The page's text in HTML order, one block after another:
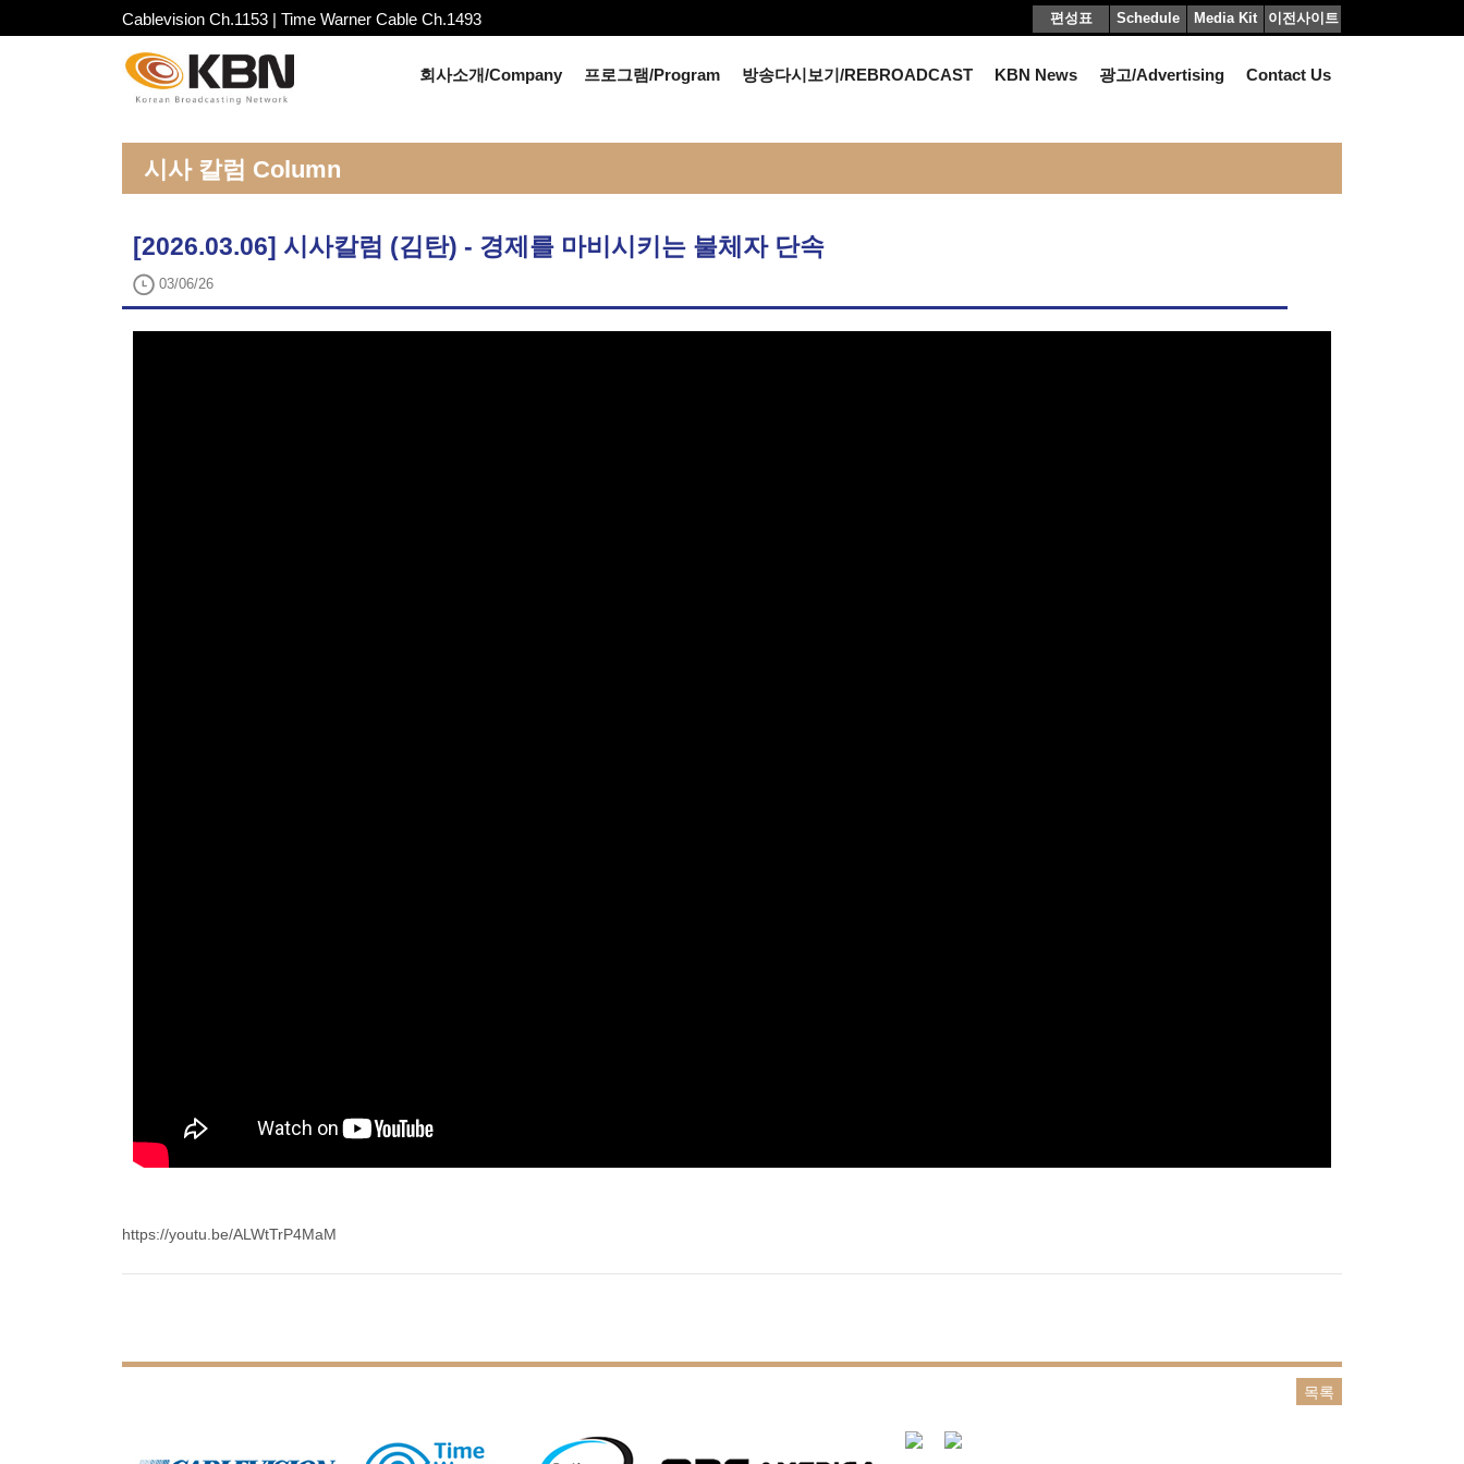
Cablevision Ch.1153 | Time Warner Cable Ch.1493 편성표 Schedule Media Kit 이전사이트
회사소개/Company 프로그램/Program 방송다시보기/REBROADCAST KBN News 광고/Advertising Contact Us
시사 칼럼 Column
[2026.03.06] 시사칼럼 (김탄) - 경제를 마비시키는 불체자 단속
03/06/26
https://youtu.be/ALWtTrP4MaM